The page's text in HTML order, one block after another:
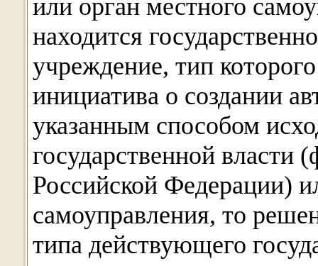
или орган местного
находится
учреждение, тип
инициатива о создании
указанным способом
государственной власти
Российской Федерации)
самоуправления, то
типа действующего